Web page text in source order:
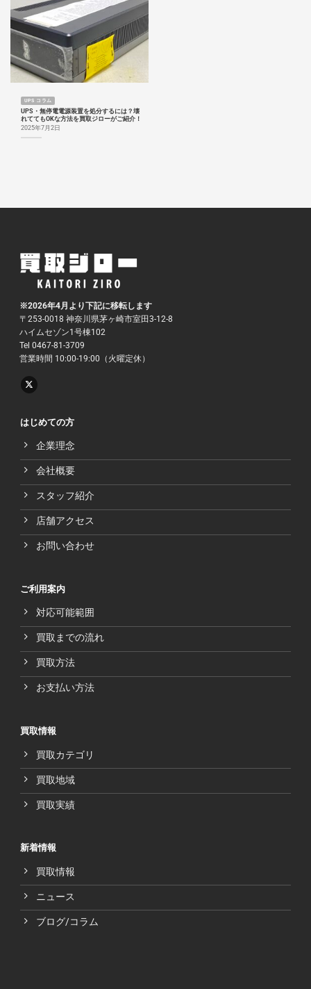
UPS コラム
UPS・無停電電源装置を処分するには？壊
れててもOKな方法を買取ジローがご紹介！
2025年7月2日
※2026年4月より下記に移転します
〒253-0018 神奈川県茅ヶ崎市室田3-12-8
ハイムセゾン1号棟102
Tel 0467-81-3709
営業時間 10:00-19:00（火曜定休）
はじめての方
企業理念
会社概要
スタッフ紹介
店舗アクセス
お問い合わせ
ご利用案内
対応可能範囲
買取までの流れ
買取方法
お支払い方法
買取情報
買取カテゴリ
買取地域
買取実績
新着情報
買取情報
ニュース
ブログ/コラム